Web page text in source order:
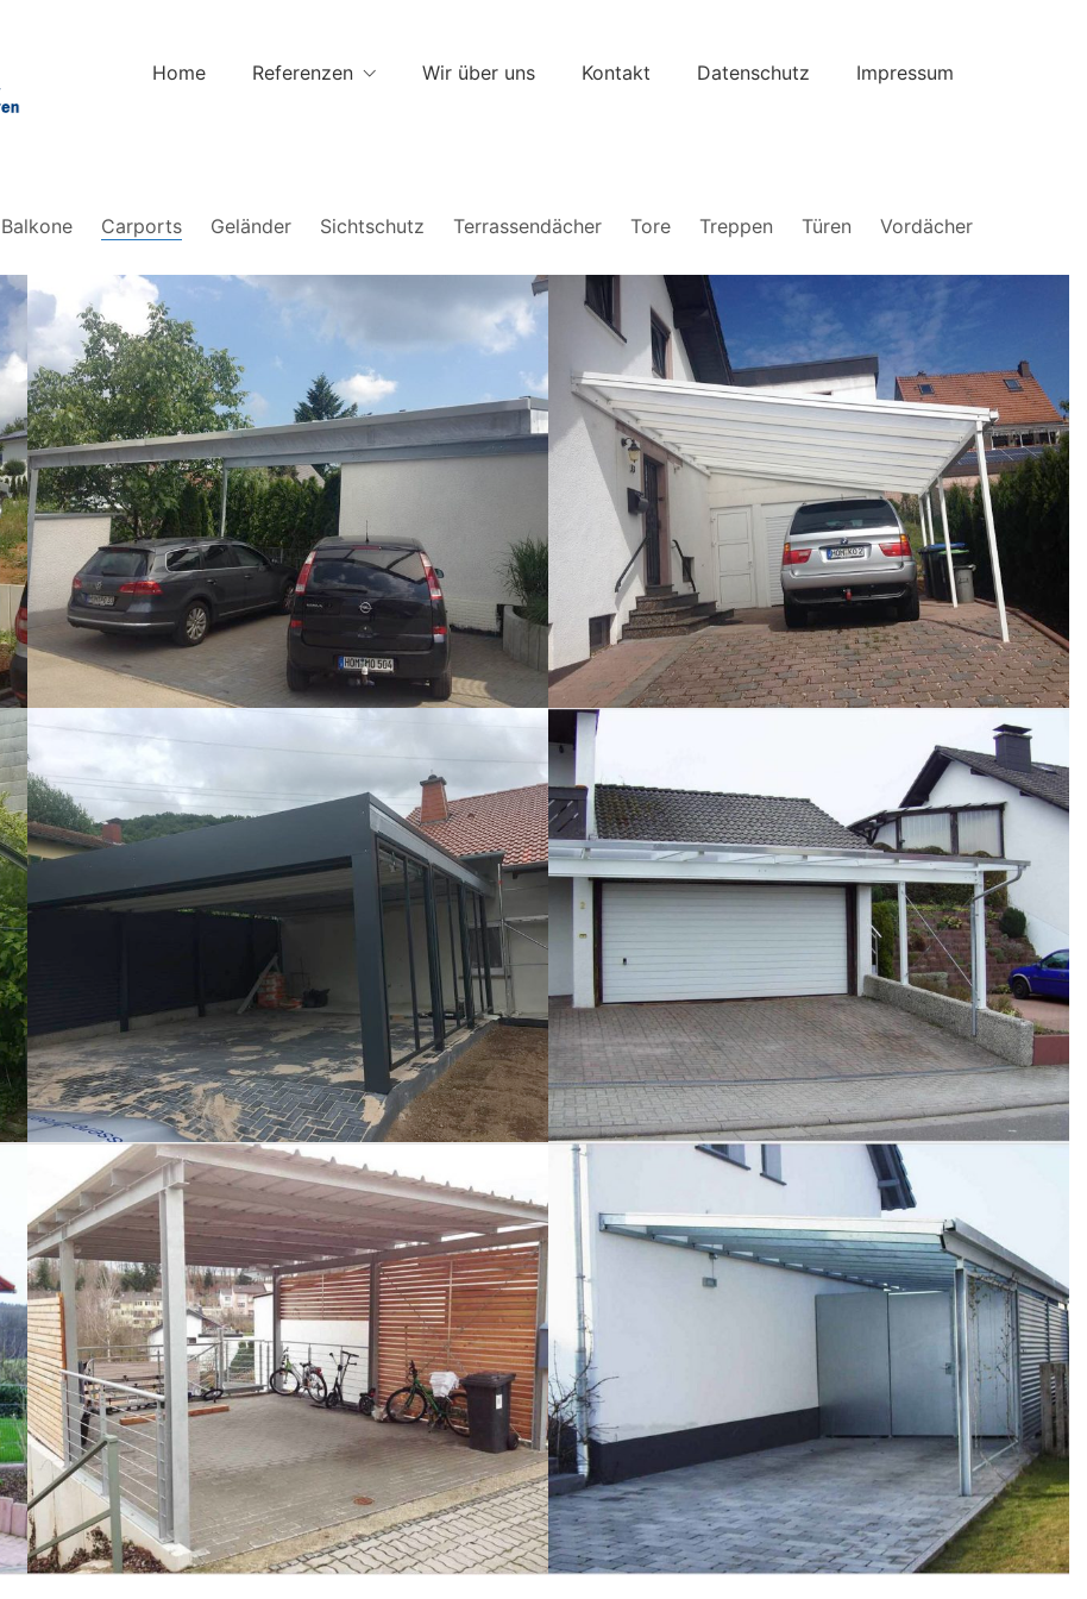
Home Referenzen Wir über uns Kontakt Datenschutz Impressum
Balkone Carports Geländer Sichtschutz Terrassendächer Tore Treppen Türen Vordächer